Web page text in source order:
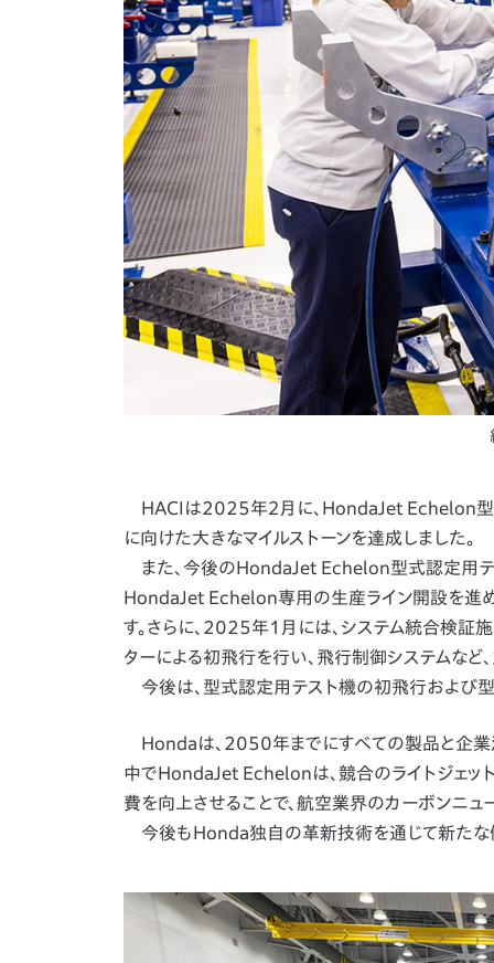
HACIは2025年２月に、HondaJet Echelon型
に向けた大きなマイルストーンを達成しました。
また、今後のHondaJet Echelon型式認定用テ
HondaJet Echelon専用の生産ライン開設を進
す。さらに、2025年1月には、システム統合検
ターによる初飛行を行い、飛行制御システムなど
今後は、型式認定用テスト機の初飛行および
Hondaは、2050年までにすべての製品と企業
中でHondaJet Echelonは、競合のライトジェッ
費を向上させることで、航空業界のカーボンニュ
今後もHonda独自の革新技術を通じて新たな